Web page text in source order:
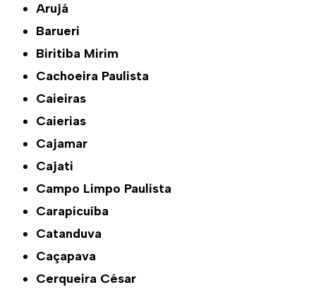
Arujá
Barueri
Biritiba Mirim
Cachoeira Paulista
Caieiras
Caierias
Cajamar
Cajati
Campo Limpo Paulista
Carapicuíba
Catanduva
Caçapava
Cerqueira César